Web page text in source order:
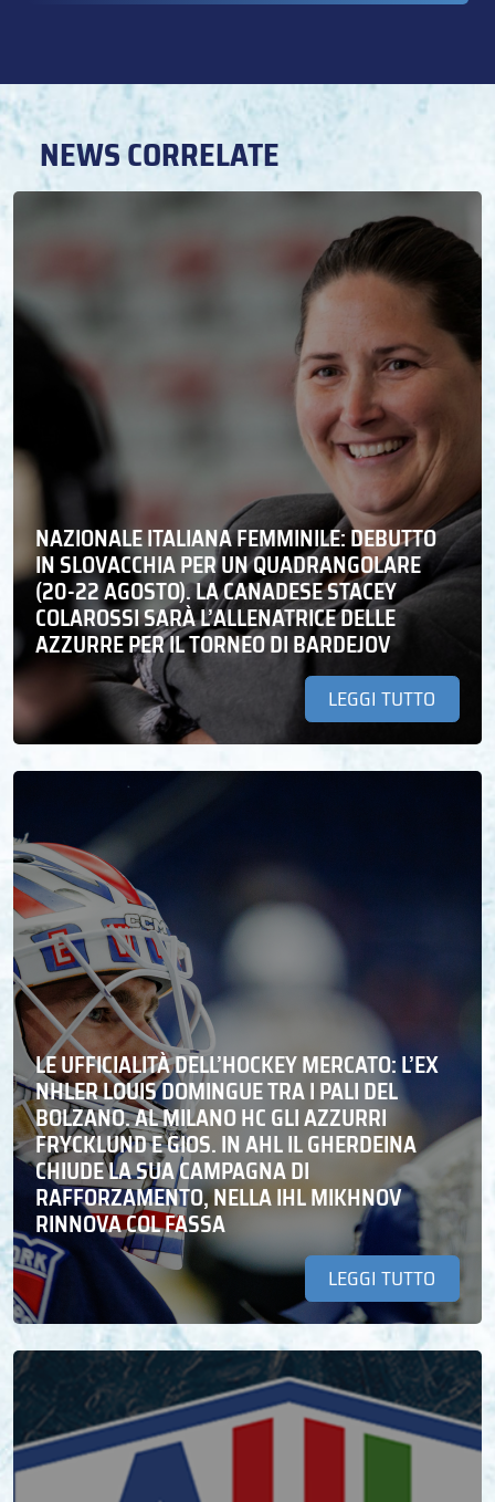
NEWS CORRELATE
NAZIONALE ITALIANA FEMMINILE: DEBUTTO
IN SLOVACCHIA PER UN QUADRANGOLARE
(20-22 AGOSTO). LA CANADESE STACEY
COLAROSSI SARÀ L’ALLENATRICE DELLE
AZZURRE PER IL TORNEO DI BARDEJOV
LEGGI TUTTO
LE UFFICIALITÀ DELL’HOCKEY MERCATO: L’EX
NHLER LOUIS DOMINGUE TRA I PALI DEL
BOLZANO. AL MILANO HC GLI AZZURRI
FRYCKLUND E GIOS. IN AHL IL GHERDEINA
CHIUDE LA SUA CAMPAGNA DI
RAFFORZAMENTO, NELLA IHL MIKHNOV
RINNOVA COL FASSA
LEGGI TUTTO